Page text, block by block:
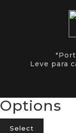
Leve para
Options
Select